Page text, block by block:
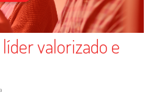
valorizado e